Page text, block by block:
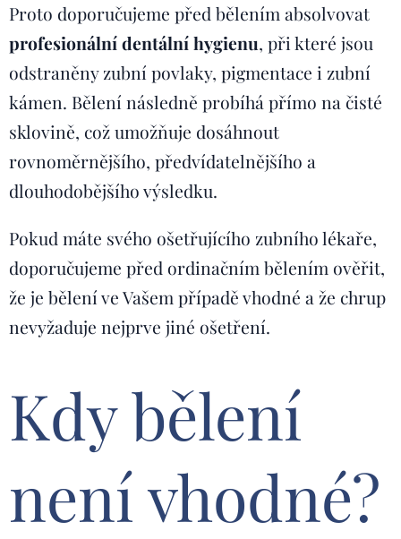
Proto doporučujeme před bělením absolvovat
profesionální dentální hygienu, při které jsou
odstraněny zubní povlaky, pigmentace i zubní
kámen. Bělení následně probíhá přímo na čisté
sklovině, což umožňuje dosáhnout
rovnoměrnějšího, předvídatelnějšího a
dlouhodobějšího výsledku.
Pokud máte svého ošetřujícího zubního lékaře,
doporučujeme před ordinačním bělením ověřit,
že je bělení ve Vašem případě vhodné a že chrup
nevyžaduje nejprve jiné ošetření.
Kdy bělení
není vhodné?